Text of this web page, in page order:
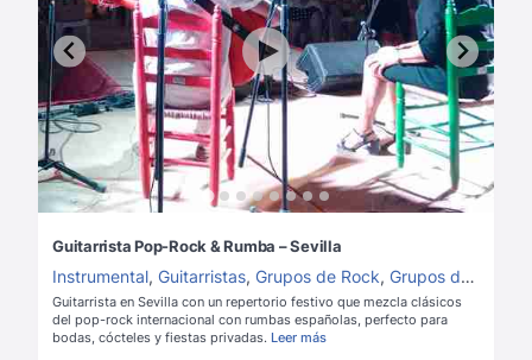
Guitarrista Pop-Rock & Rumba – Sevilla
Instrumental, Guitarristas, Grupos de Rock, Grupos de música para boda
Guitarrista en Sevilla con un repertorio festivo que mezcla clásicos
del pop-rock internacional con rumbas españolas, perfecto para
bodas, cócteles y fiestas privadas. Leer más